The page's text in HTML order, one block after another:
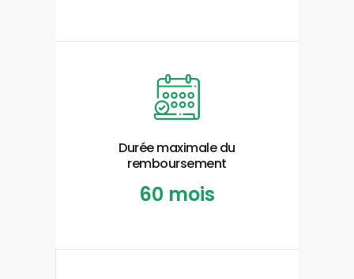
Durée maximale du
remboursement
60 mois